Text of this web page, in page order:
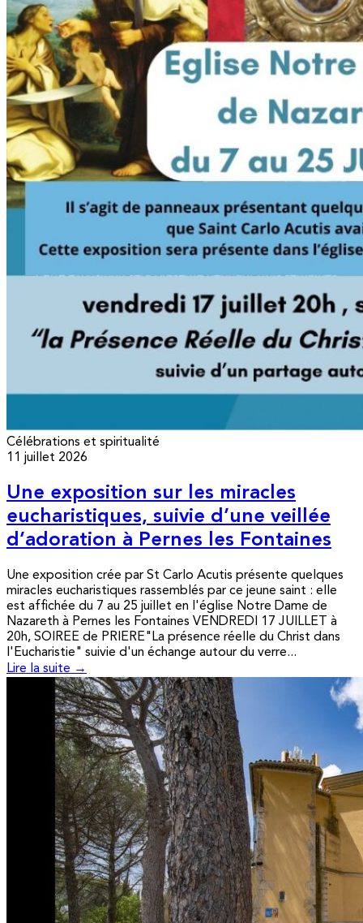
Célébrations et spiritualité
11 juillet 2026
Une exposition sur les miracles
eucharistiques, suivie d’une veillée
d’adoration à Pernes les Fontaines
Une exposition crée par St Carlo Acutis présente quelques
miracles eucharistiques rassemblés par ce jeune saint : elle
est affichée du 7 au 25 juillet en l'église Notre Dame de
Nazareth à Pernes les Fontaines VENDREDI 17 JUILLET à
20h, SOIREE de PRIERE"La présence réelle du Christ dans
l'Eucharistie" suivie d'un échange autour du verre...
Lire la suite →